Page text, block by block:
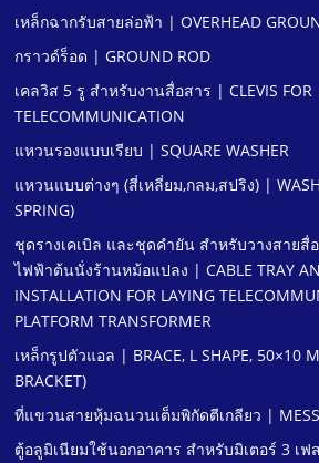
เหล็กฉากรับสายล่อฟ้า | OVERHEAD
กราวด์ร็อด | GROUND ROD
เคลวิส 5 รู สําหรับงานสื่อสาร | CLEVIS FOR
TELECOMMUNICATION
แหวนรองแบบเรียบ | SQUARE WASHER
แหวนแบบต่างๆ (สี่เหลี่ยม,กลม,สปริง) |
SPRING)
ชุดรางเคเบิล และชุดคํายัน สําหรับวางสายสื่
ไฟฟ้าต้นนั่งร้านหม้อแปลง | CABLE TRAY
INSTALLATION FOR LAYING
PLATFORM TRANSFORMER
เหล็กรูปตัวแอล | BRACE, L SHAPE, 50×10
BRACKET)
ที่แขวนสายหุ้มฉนวนเต็มพิกัดตีเกลียว |
ตู้อลูมิเนียมใช้นอกอาคาร สําหรับมิเตอร์ 3 เฟ